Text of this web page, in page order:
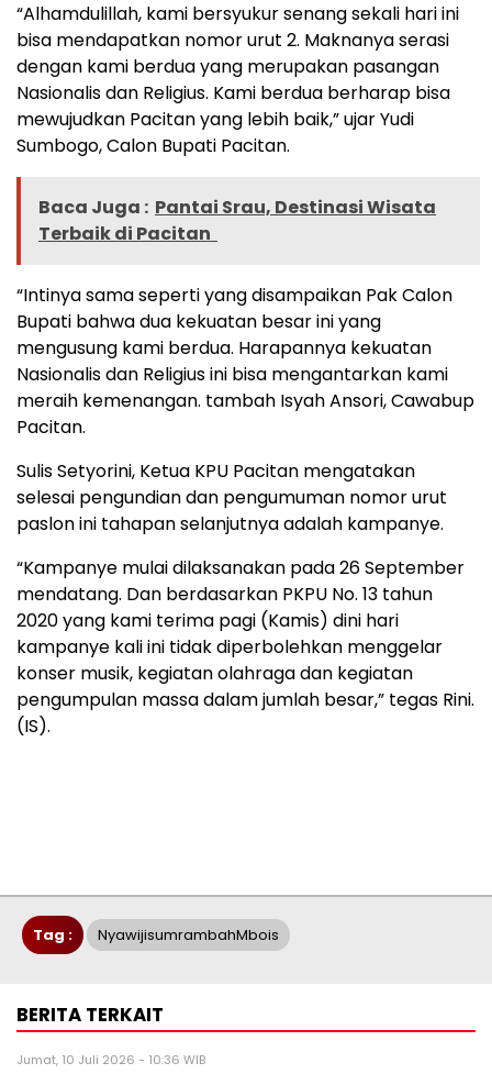
“Alhamdulillah, kami bersyukur senang sekali hari ini
bisa mendapatkan nomor urut 2. Maknanya serasi
dengan kami berdua yang merupakan pasangan
Nasionalis dan Religius. Kami berdua berharap bisa
mewujudkan Pacitan yang lebih baik,” ujar Yudi
Sumbogo, Calon Bupati Pacitan.
Baca Juga : Pantai Srau, Destinasi Wisata
Terbaik di Pacitan
“Intinya sama seperti yang disampaikan Pak Calon
Bupati bahwa dua kekuatan besar ini yang
mengusung kami berdua. Harapannya kekuatan
Nasionalis dan Religius ini bisa mengantarkan kami
meraih kemenangan. tambah Isyah Ansori, Cawabup
Pacitan.
Sulis Setyorini, Ketua KPU Pacitan mengatakan
selesai pengundian dan pengumuman nomor urut
paslon ini tahapan selanjutnya adalah kampanye.
“Kampanye mulai dilaksanakan pada 26 September
mendatang. Dan berdasarkan PKPU No. 13 tahun
2020 yang kami terima pagi (Kamis) dini hari
kampanye kali ini tidak diperbolehkan menggelar
konser musik, kegiatan olahraga dan kegiatan
pengumpulan massa dalam jumlah besar,” tegas Rini.
(IS).
Tag : NyawijisumrambahMbois
BERITA TERKAIT
Jumat, 10 Juli 2026 - 10:36 WIB